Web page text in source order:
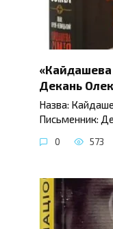
«Кайдашева
Декань
Назва:
Письменник:
0 573